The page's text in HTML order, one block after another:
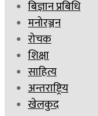
बिज्ञान प्रबिधि
मनोरञ्जन
रोचक
शिक्षा
साहित्य
अन्तराष्ट्रिय
खेलकुद